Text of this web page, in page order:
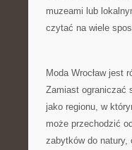
muzeami lub
czytać na wiele
Moda Wrocław jest
Zamiast ograniczać
jako regionu, w
może przechodzić
zabytków do natury,